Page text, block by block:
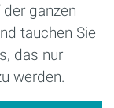
ganzen
tauchen Sie
das nur
werden.